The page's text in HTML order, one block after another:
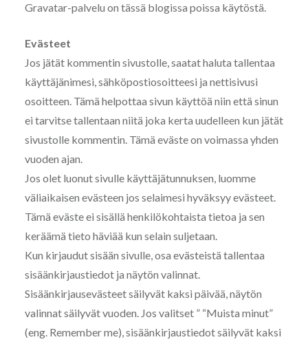
Gravatar-palvelu on tässä blogissa poissa käytöstä.
Evästeet
Jos jätät kommentin sivustolle, saatat haluta tallentaa
käyttäjänimesi, sähköpostiosoitteesi ja nettisivusi
osoitteen. Tämä helpottaa sivun käyttöä niin että sinun
ei tarvitse tallentaan niitä joka kerta uudelleen kun jätät
sivustolle kommentin. Tämä eväste on voimassa yhden
vuoden ajan.
Jos olet luonut sivulle käyttäjätunnuksen, luomme
väliaikaisen evästeen jos selaimesi hyväksyy evästeet.
Tämä eväste ei sisällä henkilökohtaista tietoa ja sen
keräämä tieto häviää kun selain suljetaan.
Kun kirjaudut sisään sivulle, osa evästeistä tallentaa
sisäänkirjaustiedot ja näytön valinnat.
Sisäänkirjausevästeet säilyvät kaksi päivää, näytön
valinnat säilyvät vuoden. Jos valitset ” “Muista minut”
(eng. Remember me), sisäänkirjaustiedot säilyvät kaksi